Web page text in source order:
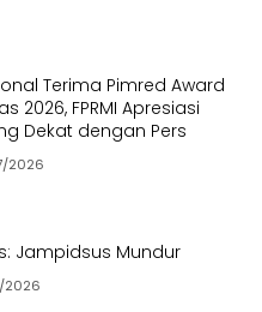
Terima Pimred Award
2026, FPRMI Apresiasi
Dekat dengan Pers
2026
Jampidsus Mundur
2026